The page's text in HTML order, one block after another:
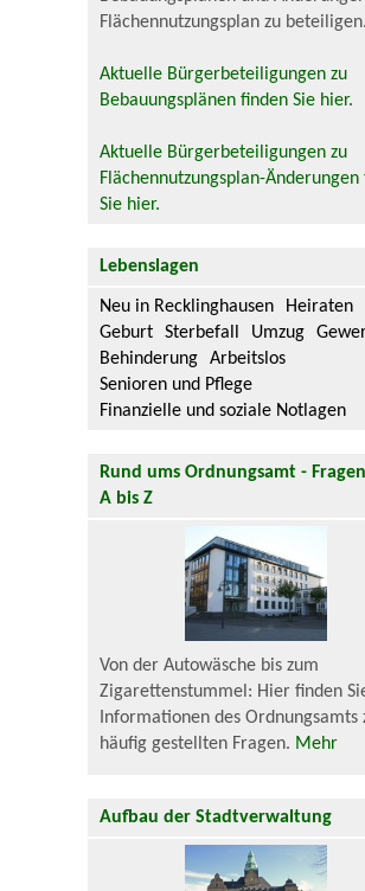
Flächennutzungsplan zu beteiligen.
Aktuelle Bürgerbeteiligungen zu
Bebauungsplänen finden Sie hier.
Aktuelle Bürgerbeteiligungen zu
Flächennutzungsplan-Änderungen
Sie hier.
Lebenslagen
Neu in Recklinghausen
Heiraten
Geburt
Sterbefall Umzug
Behinderung
Arbeitslos
Senioren und Pflege
Finanzielle und soziale Notlagen
Rund ums Ordnungsamt -
A bis Z
Von der Autowäsche bis zum
Zigarettenstummel: Hier finden
Informationen des Ordnungsamts
häufig gestellten Fragen. Mehr
Aufbau der Stadtverwaltung